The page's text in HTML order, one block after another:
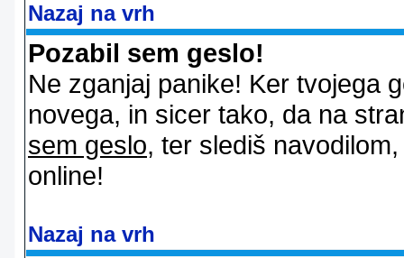
Nazaj na vrh
Pozabil sem geslo!
Ne zganjaj panike! Ker tvojega
novega, in sicer tako, da na
sem geslo, ter slediš
online!
Nazaj na vrh